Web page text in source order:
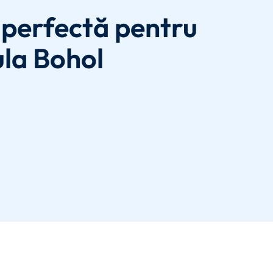
pentru
Bohol